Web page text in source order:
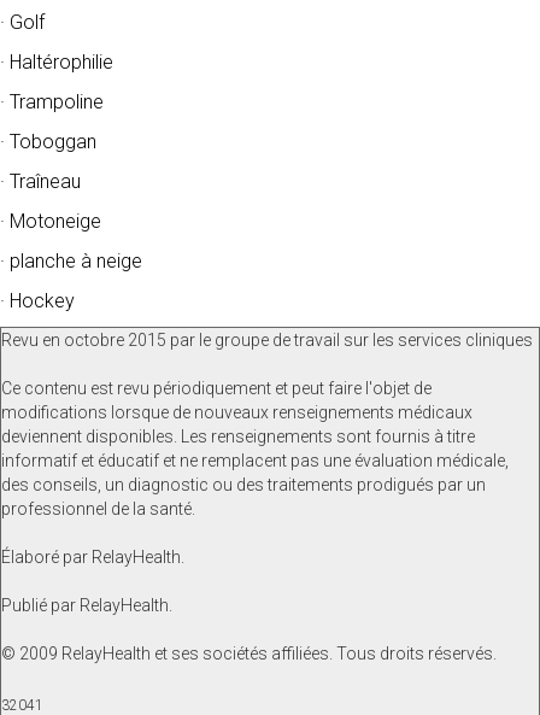
· Golf
· Haltérophilie
· Trampoline
· Toboggan
· Traîneau
· Motoneige
· planche à neige
· Hockey
Revu en octobre 2015 par le groupe de travail sur les services cliniques
Ce contenu est revu périodiquement et peut faire l'objet de
modifications lorsque de nouveaux renseignements médicaux
deviennent disponibles. Les renseignements sont fournis à titre
informatif et éducatif et ne remplacent pas une évaluation médicale,
des conseils, un diagnostic ou des traitements prodigués par un
professionnel de la santé.
Élaboré par RelayHealth.
Publié par RelayHealth.
© 2009 RelayHealth et ses sociétés affiliées. Tous droits réservés.
32041